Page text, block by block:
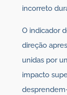
incorreto
O indicador
direção
unidas por
impacto